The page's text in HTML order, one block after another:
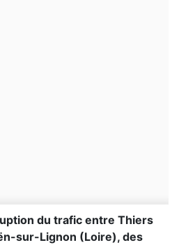
du trafic entre Thiers
sur-Lignon (Loire), des